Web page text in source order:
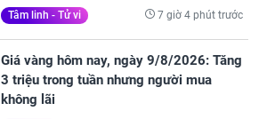
Tâm linh - Tử vi 7 giờ 4 phút trước
Giá vàng hôm nay, ngày 9/8/2026: Tăng
3 triệu trong tuần nhưng người mua
không lãi